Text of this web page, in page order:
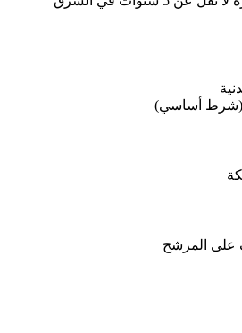
على المرشح